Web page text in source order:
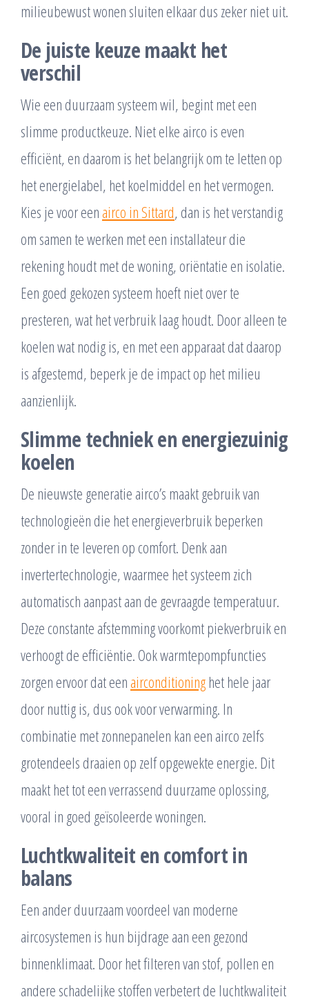
milieubewust wonen sluiten elkaar dus zeker niet uit.
De juiste keuze maakt het
verschil
Wie een duurzaam systeem wil, begint met een
slimme productkeuze. Niet elke airco is even
efficiënt, en daarom is het belangrijk om te letten op
het energielabel, het koelmiddel en het vermogen.
Kies je voor een airco in Sittard, dan is het verstandig
om samen te werken met een installateur die
rekening houdt met de woning, oriëntatie en isolatie.
Een goed gekozen systeem hoeft niet over te
presteren, wat het verbruik laag houdt. Door alleen te
koelen wat nodig is, en met een apparaat dat daarop
is afgestemd, beperk je de impact op het milieu
aanzienlijk.
Slimme techniek en energiezuinig
koelen
De nieuwste generatie airco’s maakt gebruik van
technologieën die het energieverbruik beperken
zonder in te leveren op comfort. Denk aan
invertertechnologie, waarmee het systeem zich
automatisch aanpast aan de gevraagde temperatuur.
Deze constante afstemming voorkomt piekverbruik en
verhoogt de efficiëntie. Ook warmtepompfuncties
zorgen ervoor dat een airconditioning het hele jaar
door nuttig is, dus ook voor verwarming. In
combinatie met zonnepanelen kan een airco zelfs
grotendeels draaien op zelf opgewekte energie. Dit
maakt het tot een verrassend duurzame oplossing,
vooral in goed geïsoleerde woningen.
Luchtkwaliteit en comfort in
balans
Een ander duurzaam voordeel van moderne
aircosystemen is hun bijdrage aan een gezond
binnenklimaat. Door het filteren van stof, pollen en
andere schadelijke stoffen verbetert de luchtkwaliteit